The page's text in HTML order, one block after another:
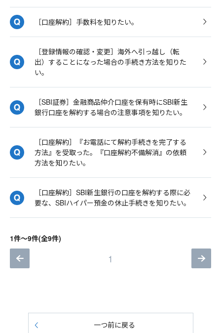
［口座解約］手数料を知りたい。
［登録情報の確認・変更］海外へ引っ越し（転
出）することになった場合の手続き方法を知りた
い。
［SBI証券］金融商品仲介口座を保有時にSBI新生
銀行口座を解約する場合の注意事項を知りたい。
［口座解約］『お電話にて解約手続きを完了する
方法』を受取った。『口座解約不備解消』の依頼
方法を知りたい。
［口座解約］SBI新生銀行の口座を解約する際に必
要な、SBIハイパー預金の休止手続きを知りたい。
1件～9件(全9件)
1
一つ前に戻る